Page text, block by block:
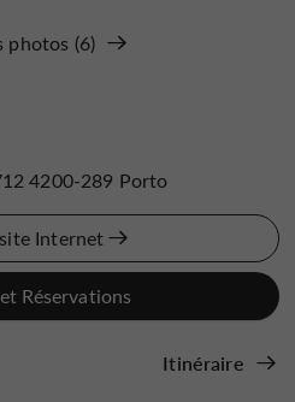
photos (6)
4200-289 Porto
Internet
Réservations
Itinéraire